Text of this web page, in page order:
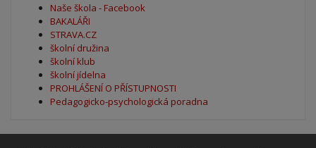
Naše škola - Facebook
BAKALÁŘI
STRAVA.CZ
školní družina
školní klub
školní jídelna
PROHLÁŠENÍ O PŘÍSTUPNOSTI
Pedagogicko-psychologická poradna